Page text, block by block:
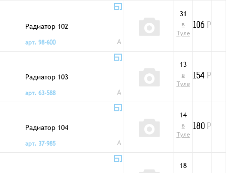
Радиатор 102
арт. 98-600
A
31
в
Туле
106 Р
Радиатор 103
арт. 63-588
A
13
в
Туле
154 Р
Радиатор 104
арт. 37-985
A
14
в
Туле
180 Р
18